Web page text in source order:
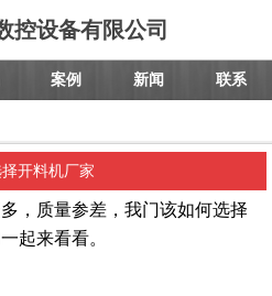
控设备有限公司
案例 新闻 联系
开料机厂家
，质量参差，我门该如何选择
起来看看。